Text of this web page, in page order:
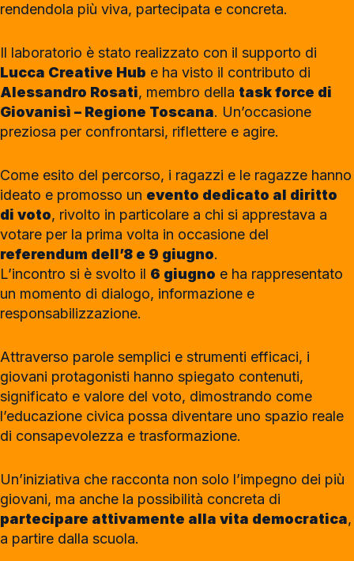
rendendola più viva, partecipata e concreta.
Il laboratorio è stato realizzato con il supporto di
Lucca Creative Hub e ha visto il contributo di
Alessandro Rosati, membro della task force di
Giovanisì – Regione Toscana. Un’occasione
preziosa per confrontarsi, riflettere e agire.
Come esito del percorso, i ragazzi e le ragazze hanno
ideato e promosso un evento dedicato al diritto
di voto, rivolto in particolare a chi si apprestava a
votare per la prima volta in occasione del
referendum dell’8 e 9 giugno.
L’incontro si è svolto il 6 giugno e ha rappresentato
un momento di dialogo, informazione e
responsabilizzazione.
Attraverso parole semplici e strumenti efficaci, i
giovani protagonisti hanno spiegato contenuti,
significato e valore del voto, dimostrando come
l’educazione civica possa diventare uno spazio reale
di consapevolezza e trasformazione.
Un’iniziativa che racconta non solo l’impegno dei più
giovani, ma anche la possibilità concreta di
partecipare attivamente alla vita democratica,
a partire dalla scuola.